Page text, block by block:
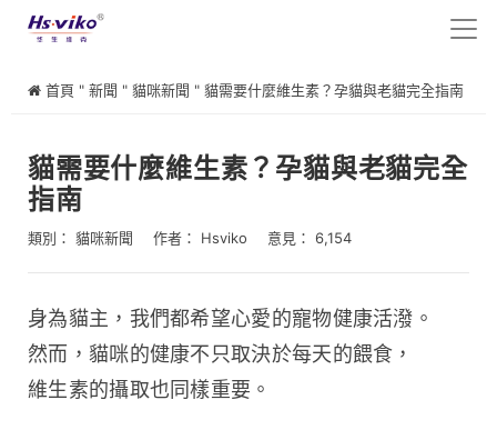
首頁 " 新聞 " 貓咪新聞 " 貓需要什麼維生素？孕貓與老貓完全指南
貓需要什麼維生素？孕貓與老貓完全
指南
類別： 貓咪新聞 作者： Hsviko 意見： 6,154
身為貓主，我們都希望心愛的寵物健康活潑。
然而，貓咪的健康不只取決於每天的餵食，
維生素的攝取也同樣重要。